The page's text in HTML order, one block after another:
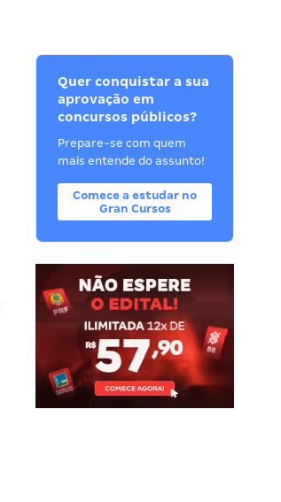
Quer conquistar a sua
aprovação em
concursos públicos?
Prepare-se com quem
mais entende do assunto!
Comece a estudar no
Gran Cursos